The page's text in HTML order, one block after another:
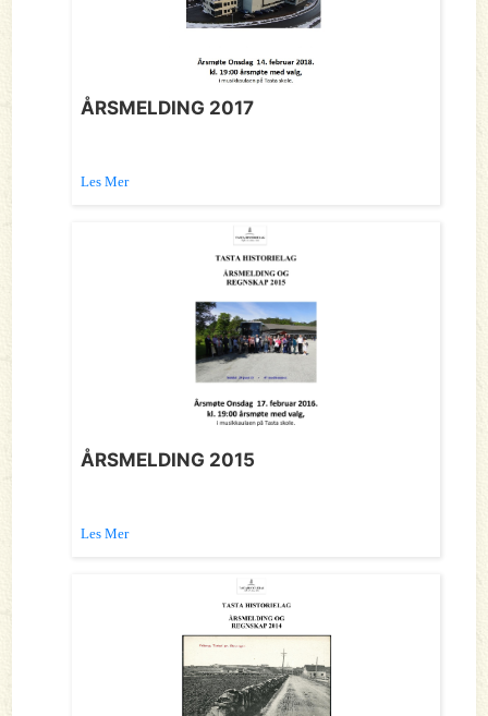
ÅRSMELDING 2017
Les Mer
ÅRSMELDING 2015
Les Mer